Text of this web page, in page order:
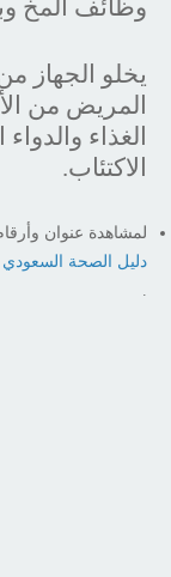
وظائف المخ
يخلو الجهاز من
المريض من
الغذاء
الاكتئاب.
لمشاهدة عنوان
دليل الصحة السعودي
.